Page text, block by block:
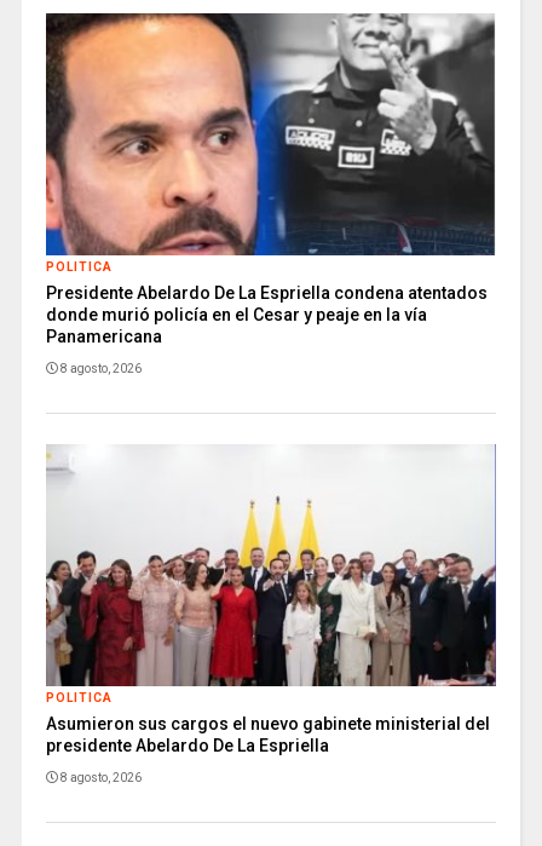
POLITICA
Presidente Abelardo De La Espriella condena atentados
donde murió policía en el Cesar y peaje en la vía
Panamericana
8 agosto, 2026
POLITICA
Asumieron sus cargos el nuevo gabinete ministerial del
presidente Abelardo De La Espriella
8 agosto, 2026